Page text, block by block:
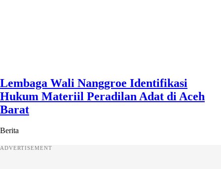
Lembaga Wali Nanggroe Identifikasi
Hukum Materiil Peradilan Adat di Aceh
Barat
Berita
ADVERTISEMENT